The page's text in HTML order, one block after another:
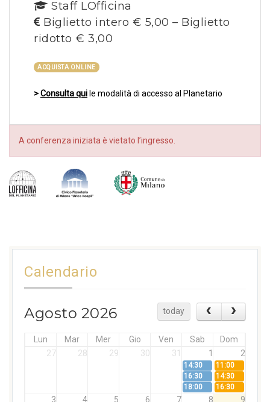
Staff LOfficina
Biglietto intero € 5,00 – Biglietto
ridotto € 3,00
ACQUISTA ONLINE
>Consulta qui le modalità di accesso al Planetario
A conferenza iniziata è vietato l’ingresso.
Calendario
Agosto 2026 today
Lun Mar Mer Gio Ven Sab
Dom
27
28 29 30 31 1 2
14:30
11:00
16:30
14:30
18:00
16:30
3 4 5 6 7 8 9